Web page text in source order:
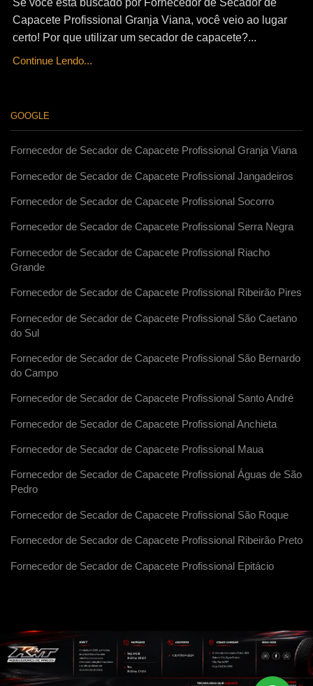
Se você esta buscado por Fornecedor de Secador de
Capacete Profissional Granja Viana, você veio ao lugar
certo! Por que utilizar um secador de capacete?...
Continue Lendo...
GOOGLE
Fornecedor de Secador de Capacete Profissional Granja Viana
Fornecedor de Secador de Capacete Profissional Jangadeiros
Fornecedor de Secador de Capacete Profissional Socorro
Fornecedor de Secador de Capacete Profissional Serra Negra
Fornecedor de Secador de Capacete Profissional Riacho
Grande
Fornecedor de Secador de Capacete Profissional Ribeirão Pires
Fornecedor de Secador de Capacete Profissional São Caetano
do Sul
Fornecedor de Secador de Capacete Profissional São Bernardo
do Campo
Fornecedor de Secador de Capacete Profissional Santo André
Fornecedor de Secador de Capacete Profissional Anchieta
Fornecedor de Secador de Capacete Profissional Maua
Fornecedor de Secador de Capacete Profissional Águas de São
Pedro
Fornecedor de Secador de Capacete Profissional São Roque
Fornecedor de Secador de Capacete Profissional Ribeirão Preto
Fornecedor de Secador de Capacete Profissional Epitácio